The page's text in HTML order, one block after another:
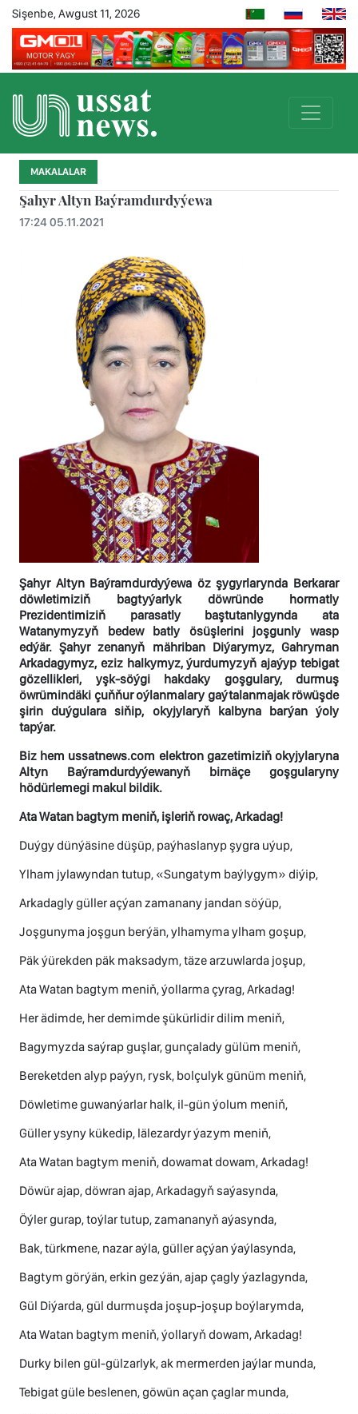
Sişenbe, Awgust 11, 2026
MAKALALAR
Şahyr Altyn Baýramdurdyýewa
17:24 05.11.2021
Şahyr Altyn Baýramdurdyýewa öz şygyrlarynda Berkarar
döwletimiziň bagtyýarlyk döwründe hormatly
Prezidentimiziň parasatly baştutanlygynda ata
Watanymyzyň bedew batly ösüşlerini joşgunly wasp
edýär. Şahyr zenanyň mähriban Diýarymyz, Gahryman
Arkadagymyz, eziz halkymyz, ýurdumyzyň ajaýyp tebigat
gözellikleri, yşk-söýgi hakdaky goşgulary, durmuş
öwrümindäki çuňňur oýlanmalary gaýtalanmajak röwüşde
şirin duýgulara siňip, okyjylaryň kalbyna barýan ýoly
tapýar.
Biz hem ussatnews.com elektron gazetimiziň okyjylaryna
Altyn Baýramdurdyýewanyň birnäçe goşgularyny
hödürlemegi makul bildik.
Ata Watan bagtym meniň, işleriň rowaç, Arkadag!
Duýgy dünýäsine düşüp, paýhaslanyp şygra uýup,
Ylham jylawyndan tutup, «Sungatym baýlygym» diýip,
Arkadagly güller açýan zamanany jandan söýüp,
Joşgunyma joşgun berýän, ylhamyma ylham goşup,
Päk ýürekden päk maksadym, täze arzuwlarda joşup,
Ata Watan bagtym meniň, ýollarma çyrag, Arkadag!
Her ädimde, her demimde şükürlidir dilim meniň,
Bagymyzda saýrap guşlar, gunçalady gülüm meniň,
Bereketden alyp paýyn, rysk, bolçulyk günüm meniň,
Döwletime guwanýarlar halk, il-gün ýolum meniň,
Güller ysyny kükedip, lälezardyr ýazym meniň,
Ata Watan bagtym meniň, dowamat dowam, Arkadag!
Döwür ajap, döwran ajap, Arkadagyň saýasynda,
Öýler gurap, toýlar tutup, zamananyň aýasynda,
Bak, türkmene, nazar aýla, güller açýan ýaýlasynda,
Bagtym görýän, erkin gezýän, ajap çagly ýazlagynda,
Gül Diýarda, gül durmuşda joşup-joşup boýlarymda,
Ata Watan bagtym meniň, ýollaryň dowam, Arkadag!
Durky bilen gül-gülzarlyk, ak mermerden jaýlar munda,
Tebigat güle beslenen, göwün açan çaglar munda,